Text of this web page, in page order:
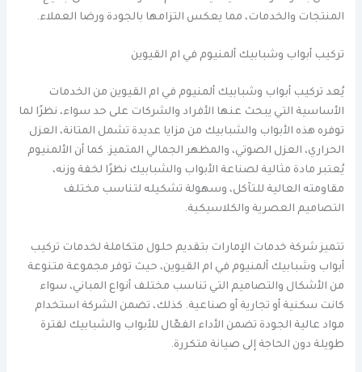
المنتجات والخدمات، مما يعكس التزامها بالجودة ورضا العملاء.
تركيب أبواب وشبابيك ألمنيوم في ام القيوين
يُعد تركيب أبواب وشبابيك ألمنيوم في ام القيوين من الخدمات
الأساسية التي يبحث عنها الأفراد والشركات على حد سواء، نظرًا لما
توفره هذه الأبواب والشبابيك من مزايا عديدة تشمل المتانة، العزل
الحراري، العزل الصوتي، والمظهر الجمالي المتميز. كما أن الألمنيوم
يُعتبر مادة مثالية لصناعة الأبواب والشبابيك نظرًا لخفة وزنه،
مقاومته العالية للتآكل، وسهولة تشكيله لتناسب مختلف
التصاميم العصرية والكلاسيكية.
تتميز شركة خدمات الإمارات بتقديم حلول متكاملة لخدمات تركيب
أبواب وشبابيك ألمنيوم في ام القيوين، حيث توفر مجموعة متنوعة
من الأشكال والتصاميم التي تناسب مختلف أنواع المباني، سواء
كانت سكنية أو تجارية أو صناعية. كذلك، تضمن الشركة استخدام
مواد عالية الجودة تضمن الأداء الفعّال للأبواب والشبابيك لفترة
طويلة دون الحاجة إلى صيانة متكررة.